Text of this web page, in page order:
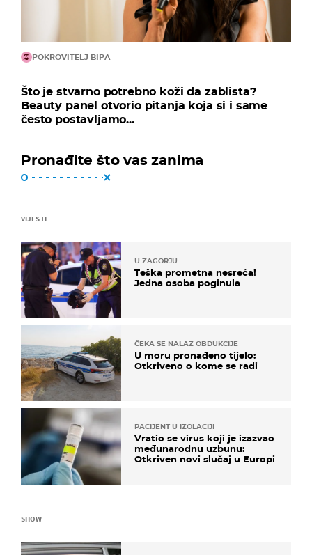
POKROVITELJ BIPA
Što je stvarno potrebno koži da zablista?
Beauty panel otvorio pitanja koja si i same
često postavljamo...
Pronađite što vas zanima
VIJESTI
U ZAGORJU
Teška prometna nesreća!
Jedna osoba poginula
ČEKA SE NALAZ OBDUKCIJE
U moru pronađeno tijelo:
Otkriveno o kome se radi
PACIJENT U IZOLACIJI
Vratio se virus koji je izazvao
međunarodnu uzbunu:
Otkriven novi slučaj u Europi
SHOW